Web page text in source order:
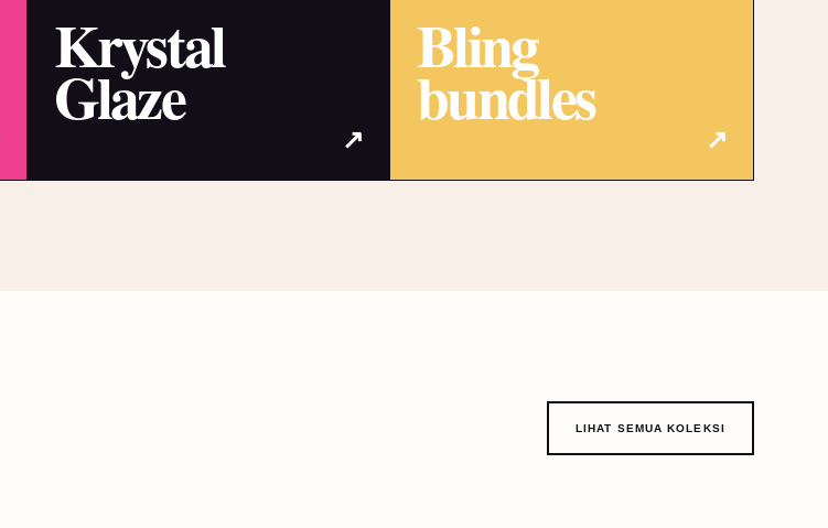
Krystal
Glaze
↗
Bling
bundles
↗
LIHAT SEMUA KOLEKSI